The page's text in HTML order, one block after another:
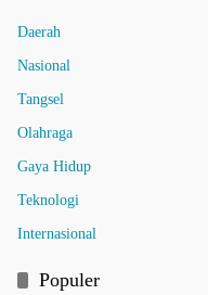
Daerah
Nasional
Tangsel
Olahraga
Gaya Hidup
Teknologi
Internasional
Populer